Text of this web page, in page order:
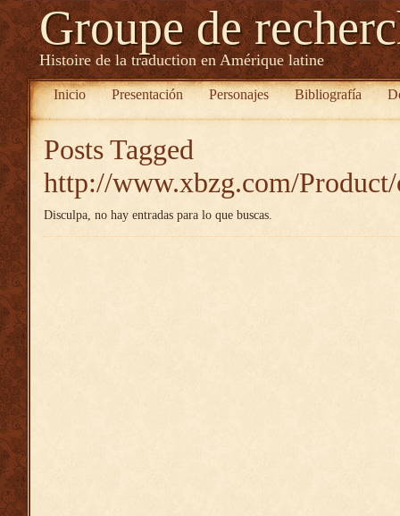
Groupe de
Histoire de la traduction en Amérique latine
Inicio Presentación Personajes Bibliografía
Posts Tagged
http://www.xbzg.com/
Disculpa, no hay entradas para lo que buscas.